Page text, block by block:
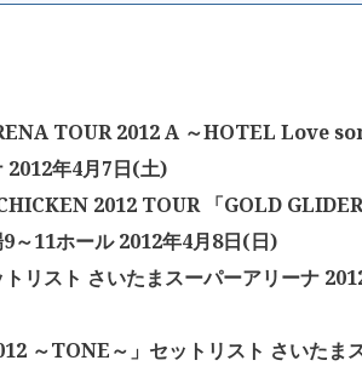
TOUR 2012 A ～HOTEL Love
2012年4月7日(土)
2012 TOUR 「GOLD GLIDER
～11ホール 2012年4月8日(日)
リスト さいたまスーパーアリーナ
～TONE～」セットリスト さいたま